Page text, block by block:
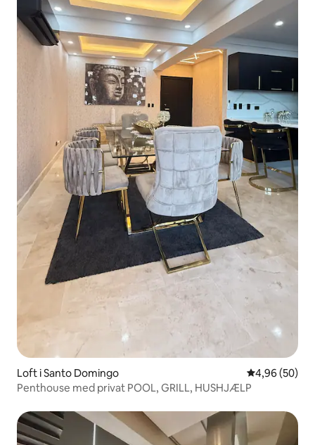
Loft i Santo Domingo 4,96 ud af 5 i
4,96 (50)
Penthouse med privat POOL, GRILL, HUSHJÆLP